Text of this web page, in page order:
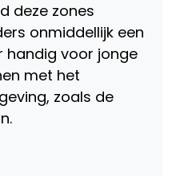
deze zones
onmiddellijk een
handig voor jonge
met het
zoals de